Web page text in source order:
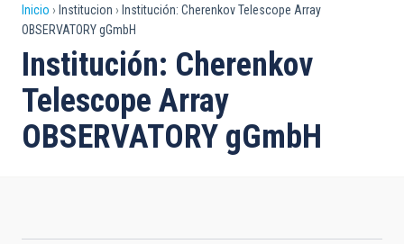
Sobrescribir
enlaces
de
ayuda
a
Inicio Institucion
Institución: Cherenkov Telescope Array
OBSERVATORY gGmbH
Institución: Cherenkov
Telescope Array
OBSERVATORY gGmbH